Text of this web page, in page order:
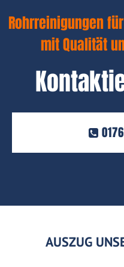
Rohrreinigungen
mit Qualität
AUSZUG